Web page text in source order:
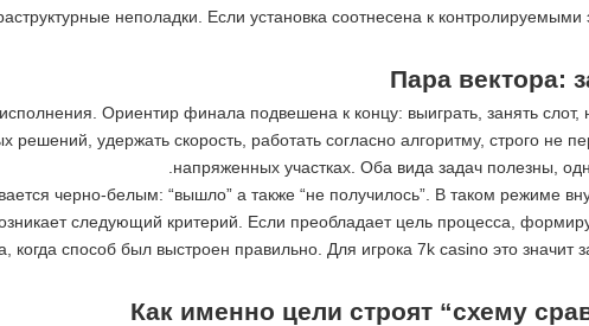
неполадки. Если установка соотнесена к
Пара вектора:
Ориентир финала подвешена к концу: выиграть, занять
решений, удержать скорость, работать согласно алгоритму, строго не
напряженных участках. Оба вида задач полезны,
черно-белым: “вышло” а также “не получилось”. В таком режиме
следующий критерий. Если преобладает цель процесса,
когда способ был выстроен правильно. Для игрока 7k casino это
Как именно цели строят “схему